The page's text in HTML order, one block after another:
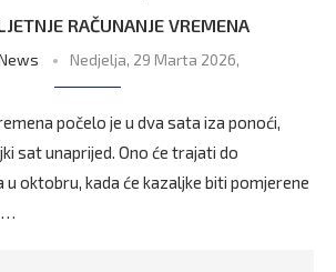
RAČUNANJE VREMENA
Nedjelja, 29 Marta 2026,
počelo je u dva sata iza ponoći,
sat unaprijed. Ono će trajati do
u oktobru, kada će kazaljke biti pomjerene
…